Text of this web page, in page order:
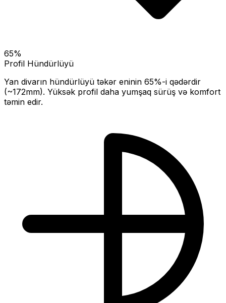
65%
Profil Hündürlüyü
Yan divarın hündürlüyü təkər eninin 65%-i qədərdir
(~172mm). Yüksək profil daha yumşaq sürüş və komfort
təmin edir.